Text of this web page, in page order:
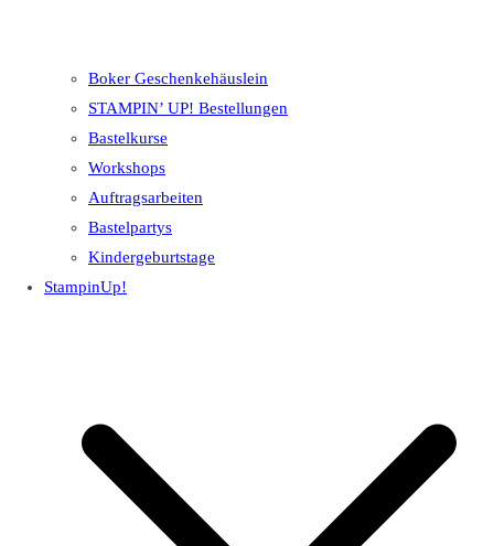
Boker Geschenkehäuslein
STAMPIN’ UP! Bestellungen
Bastelkurse
Workshops
Auftragsarbeiten
Bastelpartys
Kindergeburtstage
StampinUp!